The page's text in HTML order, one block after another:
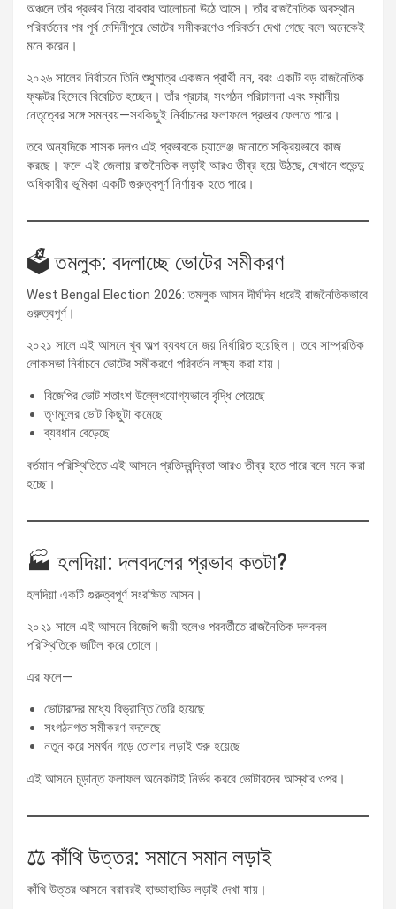
অঞ্চলে তাঁর প্রভাব নিয়ে বারবার আলোচনা উঠে আসে। তাঁর রাজনৈতিক অবস্থান
পরিবর্তনের পর পূর্ব মেদিনীপুরে ভোটের সমীকরণেও পরিবর্তন দেখা গেছে বলে অনেকেই
মনে করেন।
২০২৬ সালের নির্বাচনে তিনি শুধুমাত্র একজন প্রার্থী নন, বরং একটি বড় রাজনৈতিক
ফ্যাক্টর হিসেবে বিবেচিত হচ্ছেন। তাঁর প্রচার, সংগঠন পরিচালনা এবং স্থানীয়
নেতৃত্বের সঙ্গে সমন্বয়—সবকিছুই নির্বাচনের ফলাফলে প্রভাব ফেলতে পারে।
তবে অন্যদিকে শাসক দলও এই প্রভাবকে চ্যালেঞ্জ জানাতে সক্রিয়ভাবে কাজ
করছে। ফলে এই জেলায় রাজনৈতিক লড়াই আরও তীব্র হয়ে উঠছে, যেখানে শুভেন্দু
অধিকারীর ভূমিকা একটি গুরুত্বপূর্ণ নির্ণায়ক হতে পারে।
🗳️ তমলুক: বদলাচ্ছে ভোটের সমীকরণ
West Bengal Election 2026: তমলুক আসন দীর্ঘদিন ধরেই রাজনৈতিকভাবে
গুরুত্বপূর্ণ।
২০২১ সালে এই আসনে খুব অল্প ব্যবধানে জয় নির্ধারিত হয়েছিল। তবে সাম্প্রতিক
লোকসভা নির্বাচনে ভোটের সমীকরণে পরিবর্তন লক্ষ্য করা যায়।
বিজেপির ভোট শতাংশ উল্লেখযোগ্যভাবে বৃদ্ধি পেয়েছে
তৃণমূলের ভোট কিছুটা কমেছে
ব্যবধান বেড়েছে
বর্তমান পরিস্থিতিতে এই আসনে প্রতিদ্বন্দ্বিতা আরও তীব্র হতে পারে বলে মনে করা
হচ্ছে।
🏭 হলদিয়া: দলবদলের প্রভাব কতটা?
হলদিয়া একটি গুরুত্বপূর্ণ সংরক্ষিত আসন।
২০২১ সালে এই আসনে বিজেপি জয়ী হলেও পরবর্তীতে রাজনৈতিক দলবদল
পরিস্থিতিকে জটিল করে তোলে।
এর ফলে—
ভোটারদের মধ্যে বিভ্রান্তি তৈরি হয়েছে
সংগঠনগত সমীকরণ বদলেছে
নতুন করে সমর্থন গড়ে তোলার লড়াই শুরু হয়েছে
এই আসনে চূড়ান্ত ফলাফল অনেকটাই নির্ভর করবে ভোটারদের আস্থার ওপর।
⚖️ কাঁথি উত্তর: সমানে সমান লড়াই
কাঁথি উত্তর আসনে বরাবরই হাড্ডাহাড্ডি লড়াই দেখা যায়।